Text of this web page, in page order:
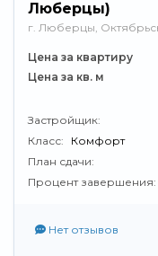
Люберцы)
г. Люберцы,
Цена за квартиру
Цена за кв. м
Застройщик:
Класс:
Комфорт
План сдачи:
Процент завершения:
Нет отзывов